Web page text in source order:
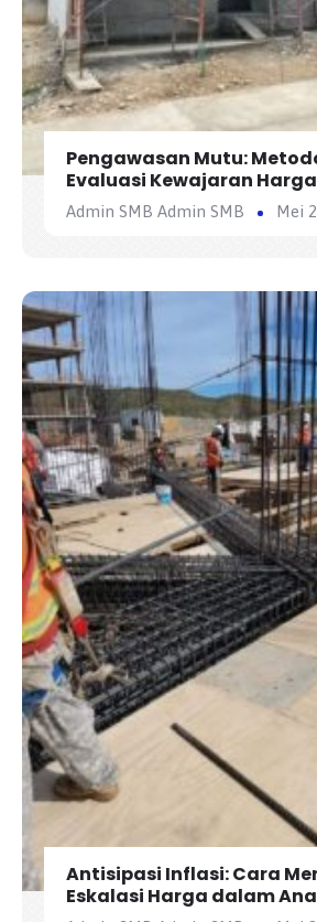
Pengawasan Mutu:
Evaluasi Kewajaran
Penawaran Kontraktor
Admin SMB Admin SMB Mei
Antisipasi Inflasi: Cara
Eskalasi Harga dalam